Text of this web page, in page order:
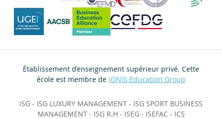
Établissement d’enseignement supérieur privé. Cette
école est membre de IONIS Education Group
ISG - ISG LUXURY MANAGEMENT - ISG SPORT BUSINESS
MANAGEMENT- ISG R.H - ISEG- ISEFAC- ICS